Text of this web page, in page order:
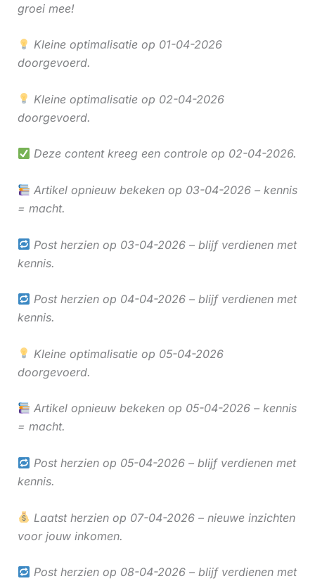
groei mee!
Kleine optimalisatie op 01-04-2026
doorgevoerd.
Kleine optimalisatie op 02-04-2026
doorgevoerd.
Deze content kreeg een controle op 02-04-2026.
Artikel opnieuw bekeken op 03-04-2026 – kennis
= macht.
Post herzien op 03-04-2026 – blijf verdienen met
kennis.
Post herzien op 04-04-2026 – blijf verdienen met
kennis.
Kleine optimalisatie op 05-04-2026
doorgevoerd.
Artikel opnieuw bekeken op 05-04-2026 – kennis
= macht.
Post herzien op 05-04-2026 – blijf verdienen met
kennis.
Laatst herzien op 07-04-2026 – nieuwe inzichten
voor jouw inkomen.
Post herzien op 08-04-2026 – blijf verdienen met